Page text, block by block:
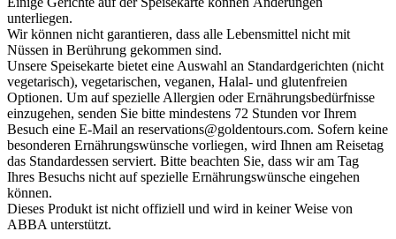
unterliegen.
Wir können nicht garantieren, dass alle Lebensmittel nicht mit
Nüssen in Berührung gekommen sind.
Unsere Speisekarte bietet eine Auswahl an Standardgerichten (nicht
vegetarisch), vegetarischen, veganen, Halal- und glutenfreien
Optionen. Um auf spezielle Allergien oder Ernährungsbedürfnisse
einzugehen, senden Sie bitte mindestens 72 Stunden vor Ihrem
Besuch eine E-Mail an reservations@goldentours.com. Sofern keine
besonderen Ernährungswünsche vorliegen, wird Ihnen am Reisetag
das Standardessen serviert. Bitte beachten Sie, dass wir am Tag
Ihres Besuchs nicht auf spezielle Ernährungswünsche eingehen
können.
Dieses Produkt ist nicht offiziell und wird in keiner Weise von
ABBA unterstützt.